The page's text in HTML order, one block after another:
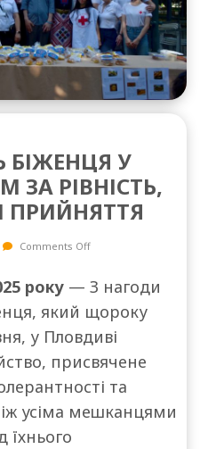
БІЖЕНЦЯ У
ЗА РІВНІСТЬ,
ПРИЙНЯТТЯ
Comments Off
року — З нагоди
який щороку
у Пловдиві
присвячене
та
усіма мешканцями
їхнього